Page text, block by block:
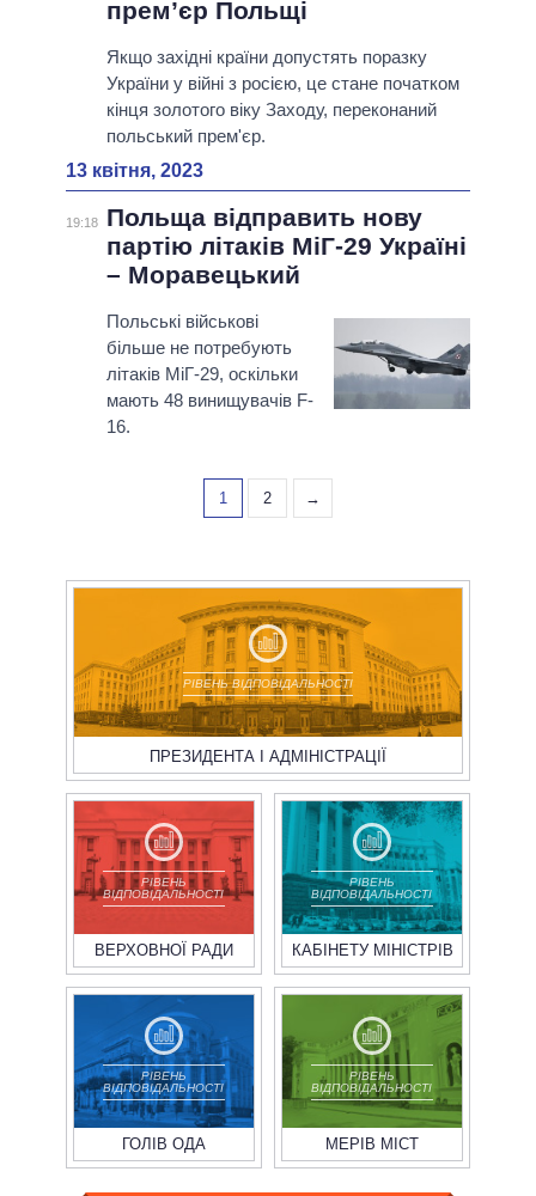
прем’єр Польщі
Якщо західні країни допустять поразку
України у війні з росією, це стане початком
кінця золотого віку Заходу, переконаний
польський прем'єр.
13 квітня, 2023
19:18
Польща відправить нову
партію літаків МіГ-29 Україні
– Моравецький
Польські військові
більше не потребують
літаків МіГ-29, оскільки
мають 48 винищувачів F-
16.
1 2 →
РІВЕНЬ ВІДПОВІДАЛЬНОСТІ
ПРЕЗИДЕНТА І АДМІНІСТРАЦІЇ
РІВЕНЬ
ВІДПОВІДАЛЬНОСТІ
ВЕРХОВНОЇ РАДИ
РІВЕНЬ
ВІДПОВІДАЛЬНОСТІ
КАБІНЕТУ МІНІСТРІВ
РІВЕНЬ
ВІДПОВІДАЛЬНОСТІ
ГОЛІВ ОДА
РІВЕНЬ
ВІДПОВІДАЛЬНОСТІ
МЕРІВ МІСТ